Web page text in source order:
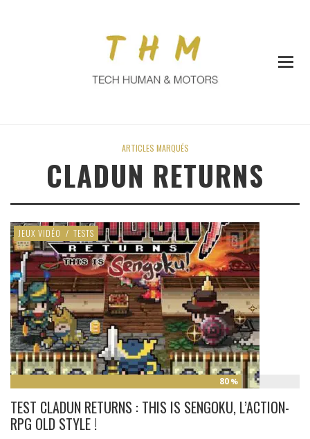
ARTICLES MARQUÉS
CLADUN RETURNS
80 %
JEUX VIDÉO / TESTS
TEST CLADUN RETURNS : THIS IS SENGOKU, L’ACTION-
RPG OLD STYLE !